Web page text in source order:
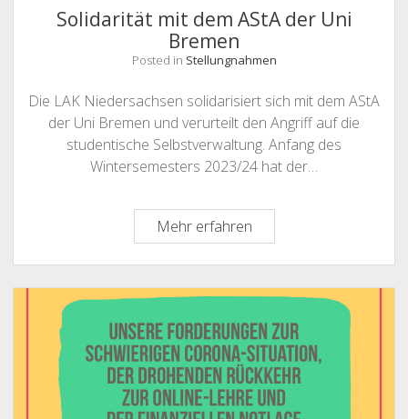
und
Kultur
Solidarität mit dem AStA der Uni
Bremen
Posted in Stellungnahmen
Die LAK Niedersachsen solidarisiert sich mit dem AStA
der Uni Bremen und verurteilt den Angriff auf die
studentische Selbstverwaltung. Anfang des
Wintersemesters 2023/24 hat der…
Mehr erfahrenSolidarität
mit
dem
AStA
Uni
Bremen